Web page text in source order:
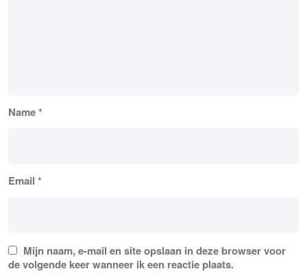
Name*
Email *
Mijn naam, e-mail en site opslaan in deze browser voor
de volgende keer wanneer ik een reactie plaats.